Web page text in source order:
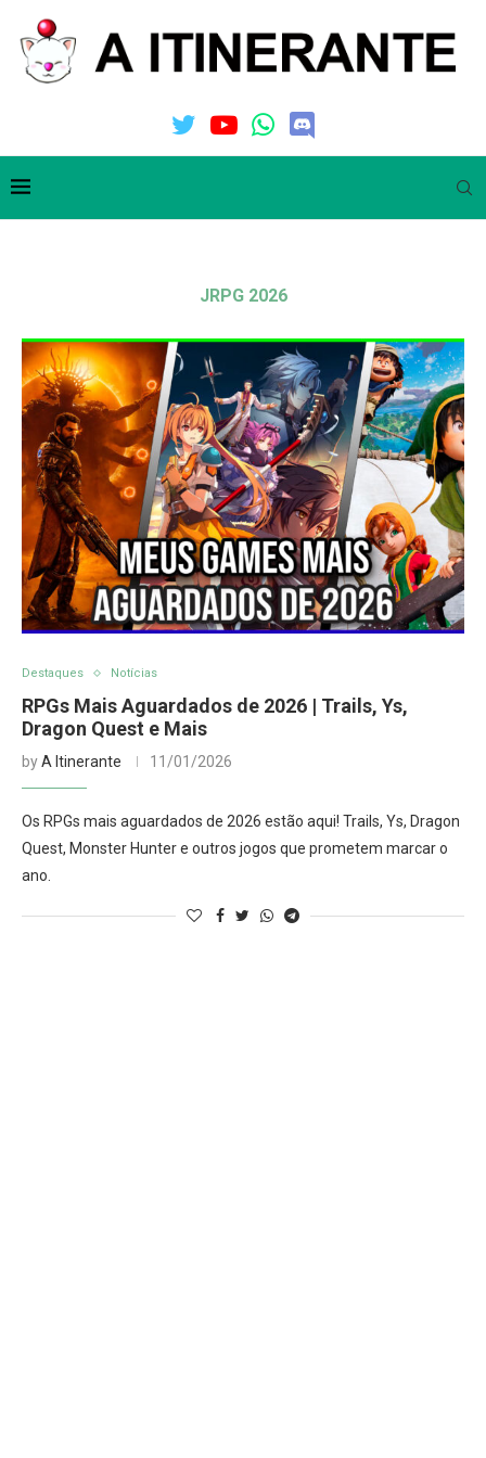
JRPG 2026
Destaques Notícias
RPGs Mais Aguardados de 2026 | Trails, Ys,
Dragon Quest e Mais
byA Itinerante 11/01/2026
Os RPGs mais aguardados de 2026 estão aqui! Trails, Ys, Dragon
Quest, Monster Hunter e outros jogos que prometem marcar o
ano.